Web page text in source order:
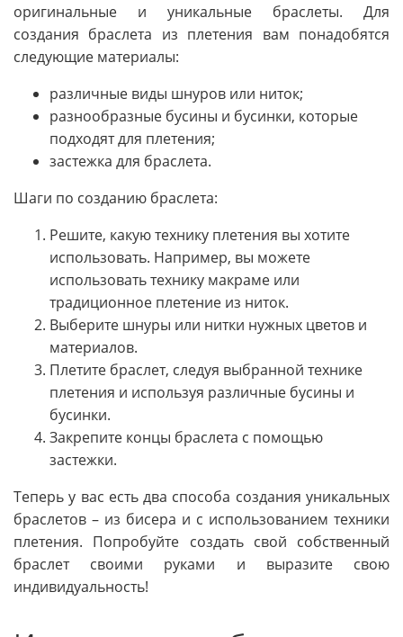
оригинальные и уникальные браслеты. Для
создания браслета из плетения вам понадобятся
следующие материалы:
различные виды шнуров или ниток;
разнообразные бусины и бусинки, которые
подходят для плетения;
застежка для браслета.
Шаги по созданию браслета:
Решите, какую технику плетения вы хотите
использовать. Например, вы можете
использовать технику макраме или
традиционное плетение из ниток.
Выберите шнуры или нитки нужных цветов и
материалов.
Плетите браслет, следуя выбранной технике
плетения и используя различные бусины и
бусинки.
Закрепите концы браслета с помощью
застежки.
Теперь у вас есть два способа создания уникальных
браслетов – из бисера и с использованием техники
плетения. Попробуйте создать свой собственный
браслет своими руками и выразите свою
индивидуальность!